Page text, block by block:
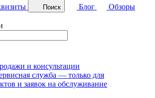
Поиск Блог
Обзоры
и консультации
служба — только для
и заявок на обслуживание